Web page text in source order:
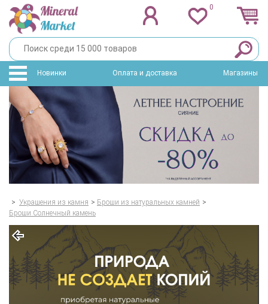
0
Новинки Оплата и доставка Магазины
> Украшения из камня > Броши из натуральных камней >
Броши Солнечный камень